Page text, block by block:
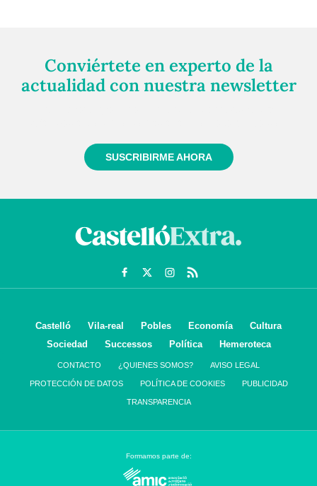
Conviértete en experto de la
actualidad con nuestra newsletter
SUSCRIBIRME AHORA
Castelló Vila-real Pobles Economía
Cultura
Sociedad
Successos Política Hemeroteca
CONTACTO ¿QUIENES SOMOS? AVISO LEGAL
PROTECCIÓN DE DATOS POLÍTICA DE COOKIES PUBLICIDAD
TRANSPARENCIA
Formamos parte de: